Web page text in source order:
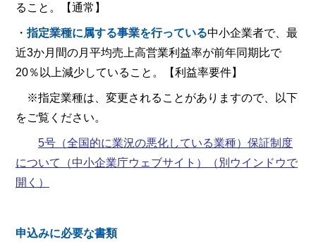
ること。【通常】
・指定業種に属する事業を行っている中小企業者で、最
近3か月間の月平均売上高営業利益率が前年同期比で
20％以上減少していること。【利益率要件】
※指定業種は、変更されることがありますので、以下
をご覧ください。
5号（全国的に業況の悪化している業種）保証制度
について（中小企業庁ウェブサイト）
（別ウインドウで
開く）
申込みに必要な書類